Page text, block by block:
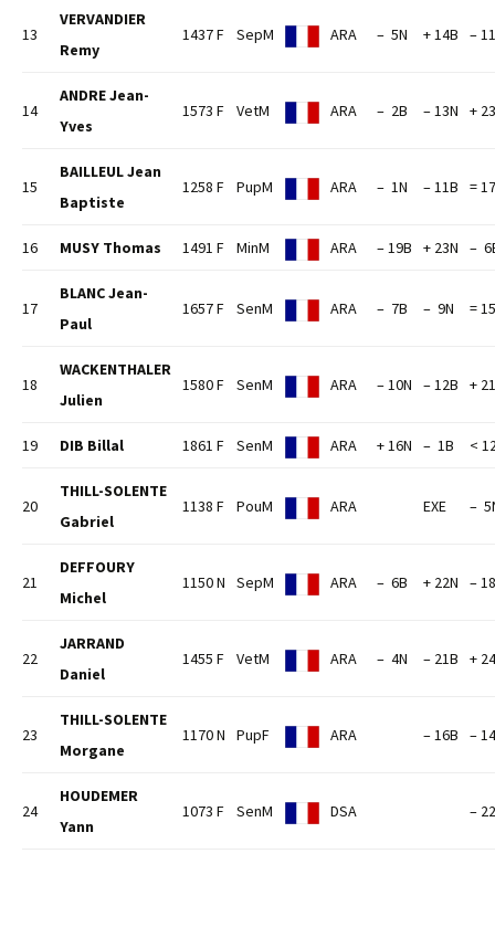
13
VERVANDIER
Remy
1437 F SepM ARA – 5N + 14B –
14
ANDRE Jean-
Yves
1573 F VetM ARA – 2B – 13N +
15
BAILLEUL Jean
Baptiste
1258 F PupM ARA – 1N – 11B =
16 MUSY Thomas 1491 F MinM ARA – 19B + 23N –
17
BLANC Jean-
Paul
1657 F SenM ARA – 7B – 9N =
18
WACKENTHALER
Julien
1580 F SenM ARA – 10N – 12B +
19 DIB Billal 1861 F SenM ARA + 16N – 1B <
20
THILL-SOLENTE
Gabriel
1138 F PouM ARA EXE –
21
DEFFOURY
Michel
1150 N SepM ARA – 6B + 22N –
22
JARRAND
Daniel
1455 F VetM ARA – 4N – 21B +
23
THILL-SOLENTE
Morgane
1170 N PupF ARA – 16B –
24
HOUDEMER
Yann
1073 F SenM DSA –